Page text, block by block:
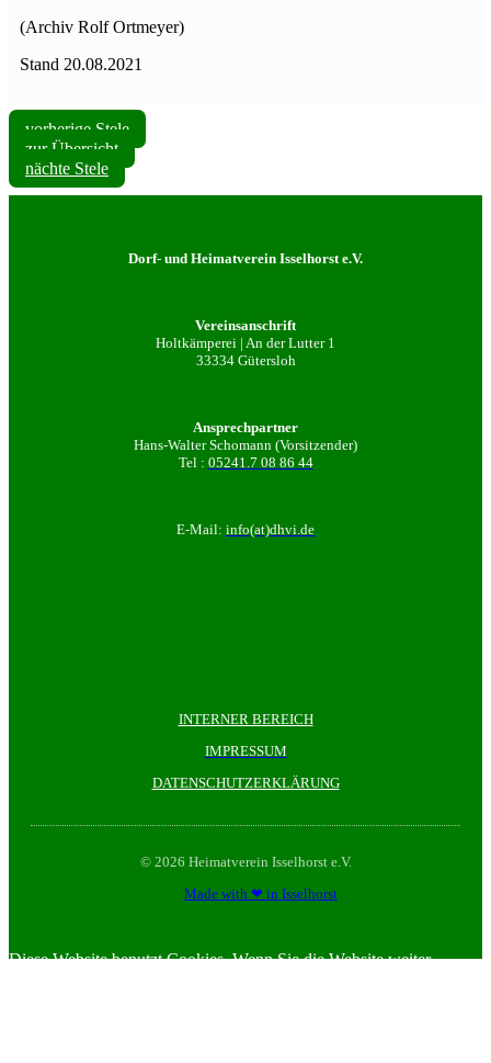
(Archiv Rolf Ortmeyer)
Stand 20.08.2021
vorherige Stele
zur Übersicht
nächte Stele
Dorf- und Heimatverein Isselhorst e.V.
Vereinsanschrift
Holtkämperei | An der Lutter 1
33334 Gütersloh
Ansprechpartner
Hans-Walter Schomann (Vorsitzender)
Tel : 05241.7 08 86 44
E-Mail: info(at)dhvi.de
INTERNER BEREICH
IMPRESSUM
DATENSCHUTZERKLÄRUNG
© 2026 Heimatverein Isselhorst e.V.
Made with ❤ in Isselhorst
Diese Website benutzt Cookies. Wenn Sie die Website weiter